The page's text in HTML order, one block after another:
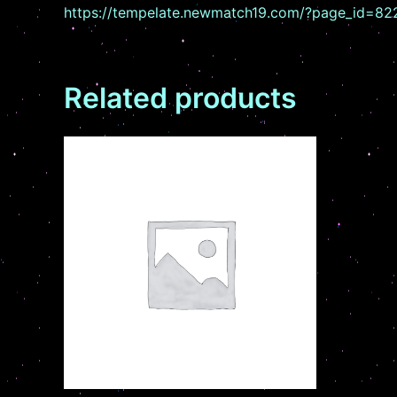
https://tempelate.newmatch19.com/
Related products